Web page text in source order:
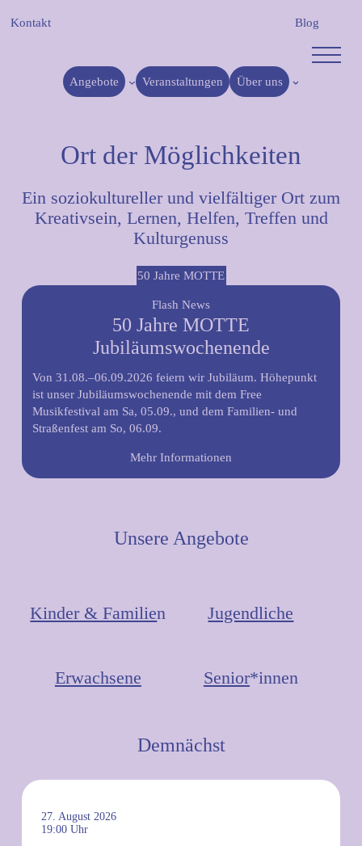
Inhalt
Kontakt Blog
Angebote Veranstaltungen Über uns
Ort der Möglichkeiten
Ein soziokultureller und vielfältiger Ort zum
Kreativsein, Lernen, Helfen, Treffen und
Kulturgenuss
50 Jahre MOTTE
Flash News
50 Jahre MOTTE
Jubiläumswochenende
Von 31.08.–06.09.2026 feiern wir Jubiläum. Höhepunkt
ist unser Jubiläumswochenende mit dem Free
Musikfestival am Sa, 05.09., und dem Familien- und
Straßenfest am So, 06.09.
Mehr Informationen
Unsere Angebote
Kinder & Familien Jugendliche
Erwachsene Senior*innen
Demnächst
27. August 2026
19:00